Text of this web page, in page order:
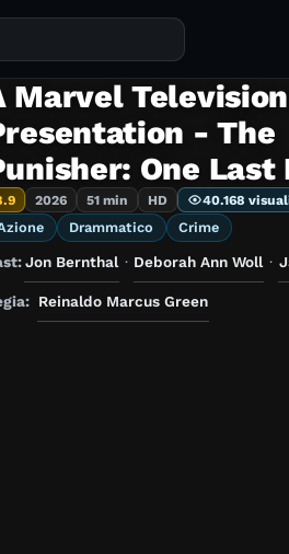
e temi.
lista
Marvel
- The
One Last
2026 51 min HD 40.168
Drammatico Crime
Jon Bernthal· Deborah Ann Woll ·
Reinaldo Marcus Green